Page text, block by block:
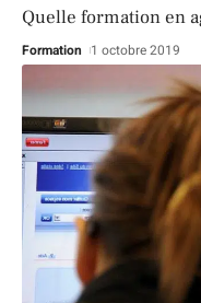
Quelle formation en
Formation 1 octobre 2019